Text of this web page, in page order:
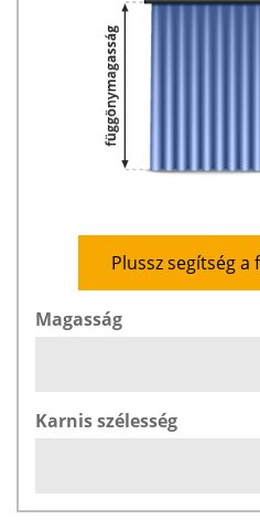
Plussz segítség
Magasság
Karnis szélesség